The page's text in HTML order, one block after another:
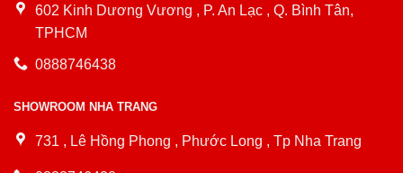
602 Kinh Dương Vương , P. An Lạc , Q. Bình Tân,
TPHCM
0888746438
SHOWROOM NHA TRANG
731 , Lê Hồng Phong , Phước Long , Tp Nha Trang